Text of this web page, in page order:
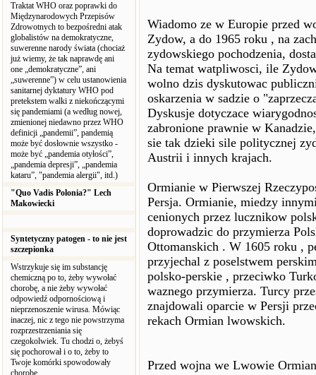
Traktat WHO oraz poprawki do
Międzynarodowych Przepisów
Zdrowotnych to bezpośredni atak
globalistów na demokratyczne,
suwerenne narody świata (chociaż
już wiemy, że tak naprawdę ani
one „demokratyczne”, ani
„suwerenne”) w celu ustanowienia
sanitarnej dyktatury WHO pod
pretekstem walki z niekończącymi
się pandemiami (a według nowej,
zmienionej niedawno przez WHO
definicji „pandemii”, pandemią
może być dosłownie wszystko -
może być „pandemia otyłości”,
„pandemia depresji”, „pandemia
kataru”, "pandemia alergii", itd.)
"Quo Vadis Polonia?" Lech
Makowiecki
Syntetyczny patogen - to nie jest
szczepionka
Wstrzykuje się im substancję
chemiczną po to, żeby wywołać
chorobę, a nie żeby wywołać
odpowiedź odpornościową i
nieprzenoszenie wirusa. Mówiąc
inaczej, nic z tego nie powstrzyma
rozprzestrzeniania się
czegokolwiek. Tu chodzi o, żebyś
się pochorował i o to, żeby to
Twoje komórki spowodowały
chorobę.
Wiadomo ze w Europie przed
Zydow, a do 1965 roku , na
zydowskiego pochodzenia,
Na temat watpliwosci, ile
wolno dzis dyskutowac
oskarzenia w sadzie o
Dyskusje dotyczace
zabronione prawnie w
sie tak dzieki sile politycznej
Austrii i innych krajach.
Ormianie w Pierwszej
Persja. Ormianie, miedzy
cenionych przez lucznikow
doprowadzic do przymierza
Ottomanskich . W 1605 roku ,
przyjechal z poselstwem
polsko-perskie , przeciwko
waznego przymierza. Turcy
znajdowali oparcie w Persji
rekach Ormian lwowskich.
Przed wojna we Lwowie